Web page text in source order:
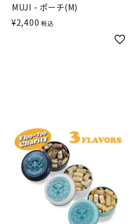
MUJI - ポーチ(M)
¥2,400 税込